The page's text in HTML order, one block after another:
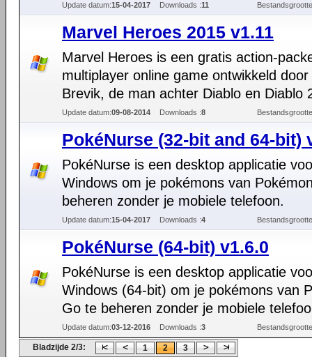
Update datum:15-04-2017 Downloads :11
Marvel Heroes 2015 v1.11
Marvel Heroes is een gratis action-
multiplayer online game ontwikkeld door
Brevik, de man achter Diablo en Diablo
Update datum:09-08-2014 Downloads :8
PokéNurse (32-bit and 64-bit)
PokéNurse is een desktop applicatie
Windows om je pokémons van
beheren zonder je mobiele telefoon.
Update datum:15-04-2017 Downloads :4
PokéNurse (64-bit) v1.6.0
PokéNurse is een desktop applicatie
Windows (64-bit) om je pokémons van
Go te beheren zonder je mobiele
Update datum:03-12-2016 Downloads :3
Bladzijde 2/3: 1 2 3